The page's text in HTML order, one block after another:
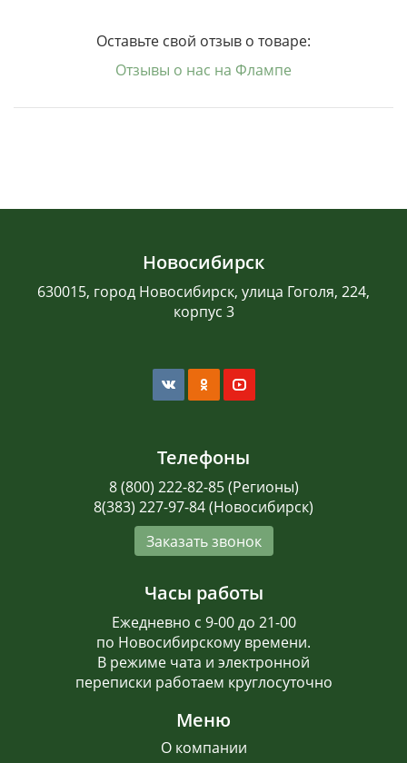
Оставьте свой отзыв о товаре:
Отзывы о нас на Флампе
Новосибирск
630015, город Новосибирск, улица Гоголя, 224,
корпус 3
Телефоны
8 (800) 222-82-85 (Регионы)
8(383) 227-97-84 (Новосибирск)
Заказать звонок
Часы работы
Ежедневно с 9-00 до 21-00
по Новосибирскому времени.
В режиме чата и электронной
переписки работаем круглосуточно
Меню
О компании